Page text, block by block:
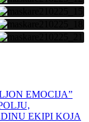
EMOCIJA”
EKIPI KOJA